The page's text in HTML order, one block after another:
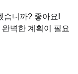
습니까? 좋아요!
완벽한 계획이 필요